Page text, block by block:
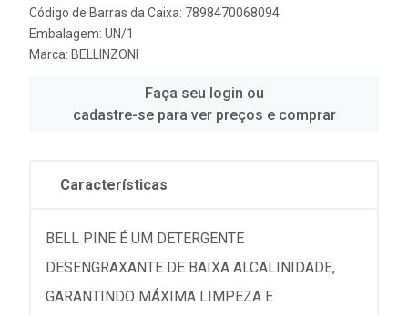
Código de Barras da Caixa: 7898470068094
Embalagem: UN/1
Marca: BELLINZONI
Faça seu login ou
cadastre-se para ver preços e comprar
Características
BELL PINE É UM DETERGENTE
DESENGRAXANTE DE BAIXA ALCALINIDADE,
GARANTINDO MÁXIMA LIMPEZA E